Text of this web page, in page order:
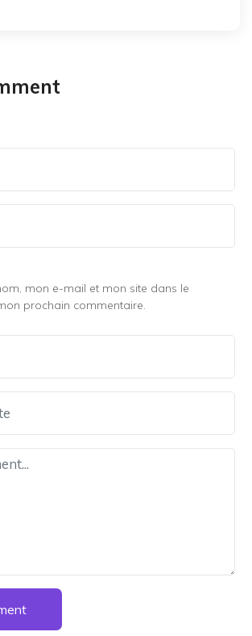
mon e-mail et mon site dans le
prochain commentaire.